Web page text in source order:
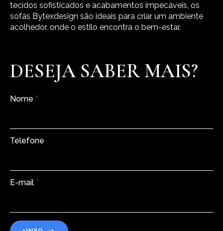
tecidos sofisticados e acabamentos impecáveis, os
sofás Bytexdesign são ideais para criar um ambiente
acolhedor, onde o estilo encontra o bem-estar.
DESEJA SABER MAIS?
Nome *
Telefone
E-mail *